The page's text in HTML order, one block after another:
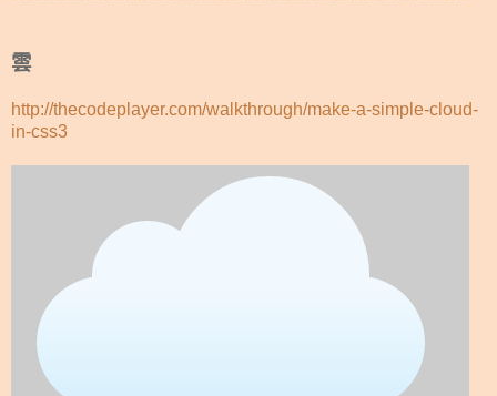
雲
http://thecodeplayer.com/walkthrough/make-a-simple-cloud-
in-css3